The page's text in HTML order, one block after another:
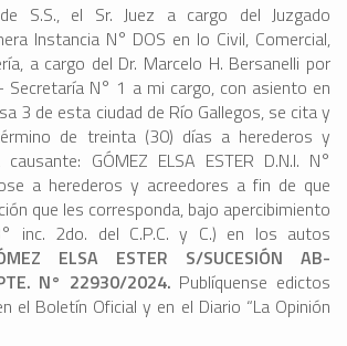
S.S., el Sr. Juez a cargo del Juzgado
Instancia N° DOS en lo Civil, Comercial,
a cargo del Dr. Marcelo H. Bersanelli por
Secretaría N° 1 a mi cargo, con asiento en
3 de esta ciudad de Río Gallegos, se cita y
de treinta (30) días a herederos y
GÓMEZ ELSA ESTER D.N.I. N°
a herederos y acreedores a fin de que
que les corresponda, bajo apercibimiento
inc. 2do. del C.P.C. y C.) en los autos
ELSA ESTER S/SUCESIÓN AB-
N° 22930/2024. Publíquense edictos
el Boletín Oficial y en el Diario “La Opinión